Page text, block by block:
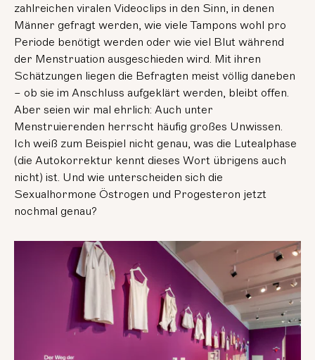
zahlreichen viralen Videoclips in den Sinn, in denen
Männer gefragt werden, wie viele Tampons wohl pro
Periode benötigt werden oder wie viel Blut während
der Menstruation ausgeschieden wird. Mit ihren
Schätzungen liegen die Befragten meist völlig daneben
– ob sie im Anschluss aufgeklärt werden, bleibt offen.
Aber seien wir mal ehrlich: Auch unter
Menstruierenden herrscht häufig großes Unwissen.
Ich weiß zum Beispiel nicht genau, was die Lutealphase
(die Autokorrektur kennt dieses Wort übrigens auch
nicht) ist. Und wie unterscheiden sich die
Sexualhormone Östrogen und Progesteron jetzt
nochmal genau?